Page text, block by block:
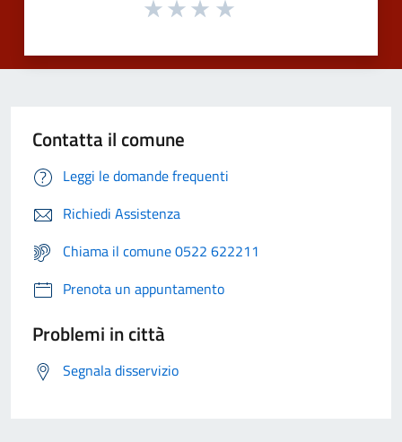
Contatta il comune
Leggi le domande frequenti
Richiedi Assistenza
Chiama il comune 0522 622211
Prenota un appuntamento
Problemi in città
Segnala disservizio